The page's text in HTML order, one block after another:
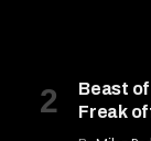
Beast
Freak